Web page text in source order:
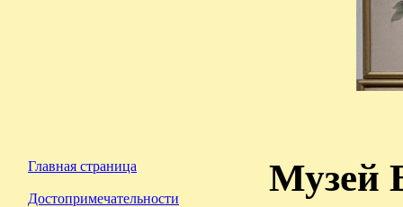
Главная страница
Достопримечательности Музей